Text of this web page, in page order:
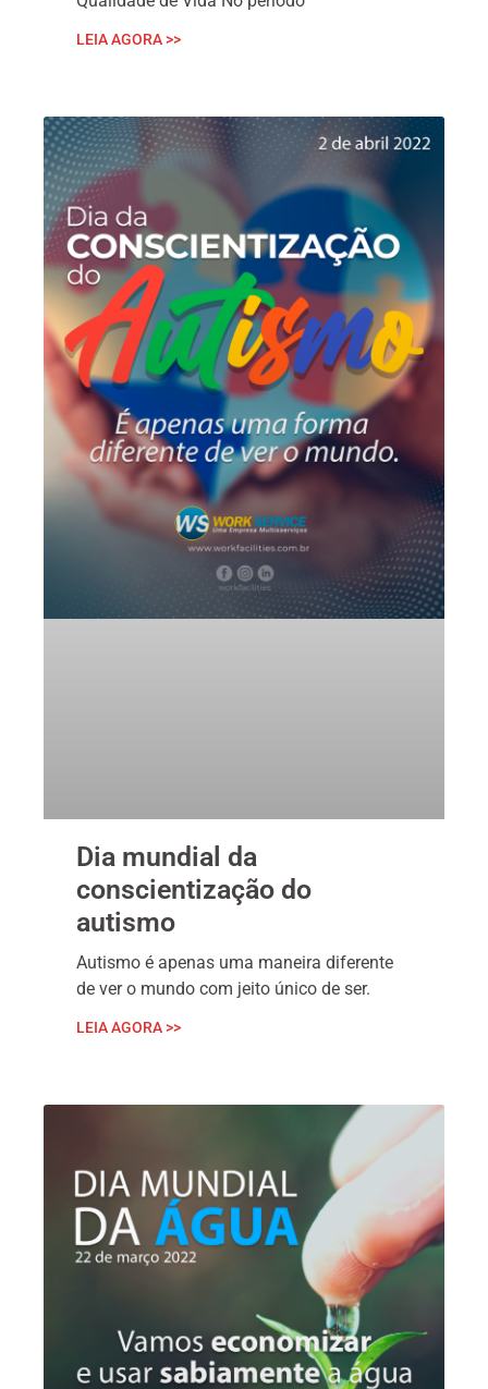
LEIA AGORA >>
Dia mundial da
conscientização do
autismo
Autismo é apenas uma maneira diferente
de ver o mundo com jeito único de ser.
LEIA AGORA >>